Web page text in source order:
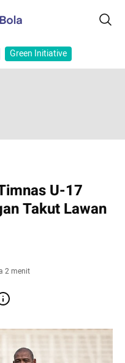
Green Initiative
U-17
Takut Lawan
2 menit